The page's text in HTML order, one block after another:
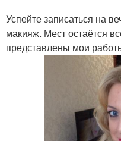
Успейте записаться на
макияж. Мест остаётся
представлены мои